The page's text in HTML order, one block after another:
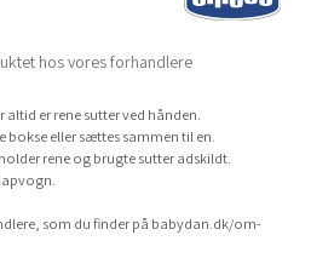
hos vores forhandlere
altid er rene sutter ved hånden.
bokse eller sættes sammen til en.
rene og brugte sutter adskildt.
som du finder på babydan.dk/om-